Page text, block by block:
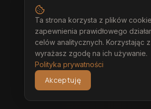
Ta strona korzysta z plików
zapewnienia prawidłowego
celów analitycznych. Korzystając z
wyrażasz zgodę na ich używanie.
Polityka prywatności
Akceptuję